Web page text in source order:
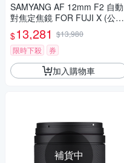
SAMYANG AF 12mm F2 自動
對焦定焦鏡 FOR FUJI X (公司
貨)
$13,281 $13,980
限時下殺
券
加入購物車
補貨中